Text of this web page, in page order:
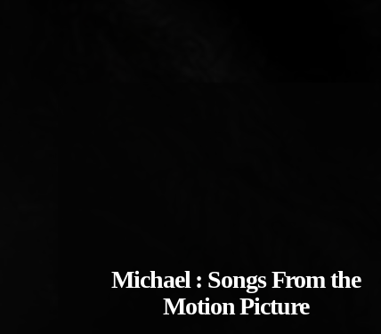
Michael : Songs From the
Motion Picture